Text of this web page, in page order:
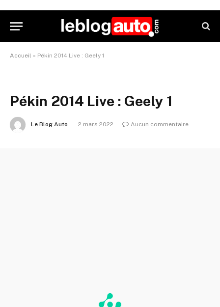
Accueil » Pékin 2014 Live : Geely 1
Pékin 2014 Live : Geely 1
Le Blog Auto 2 mars 2022 Aucun commentaire